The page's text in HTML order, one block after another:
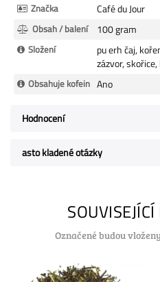
Značka Café du Jour
Obsah / balení 100 gram
Složení
pu erh čaj,
zázvor,
Obsahuje kofein Ano
Hodnocení
asto kladené otázky
Označené budou